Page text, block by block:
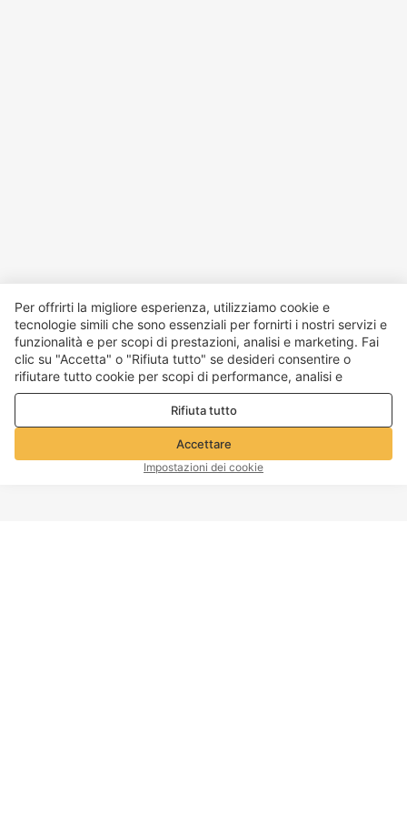
Per offrirti la migliore esperienza, utilizziamo cookie e
tecnologie simili che sono essenziali per fornirti i nostri servizi e
funzionalità e per scopi di prestazioni, analisi e marketing. Fai
clic su "Accetta" o "Rifiuta tutto" se desideri consentire o
rifiutare tutto cookie per scopi di performance, analisi e
marketing. Per maggiori dettagli consultare la nostraPolitica
Rifiuta tutto
Accettare
Impostazioni dei cookie